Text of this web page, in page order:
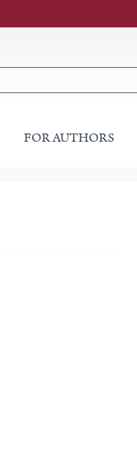
FOR AUTHORS